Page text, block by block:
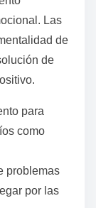
Las
de
de
para
como
problemas
por las